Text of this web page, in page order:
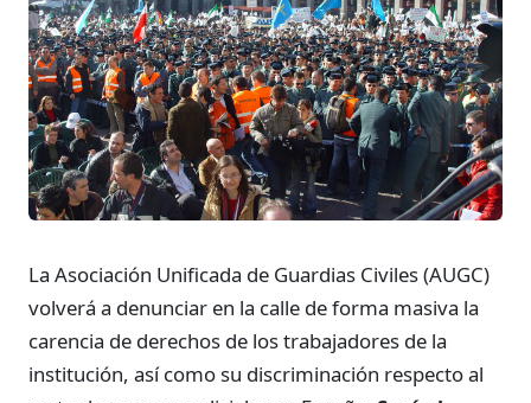
La Asociación Unificada de Guardias Civiles (AUGC)
volverá a denunciar en la calle de forma masiva la
carencia de derechos de los trabajadores de la
institución, así como su discriminación respecto al